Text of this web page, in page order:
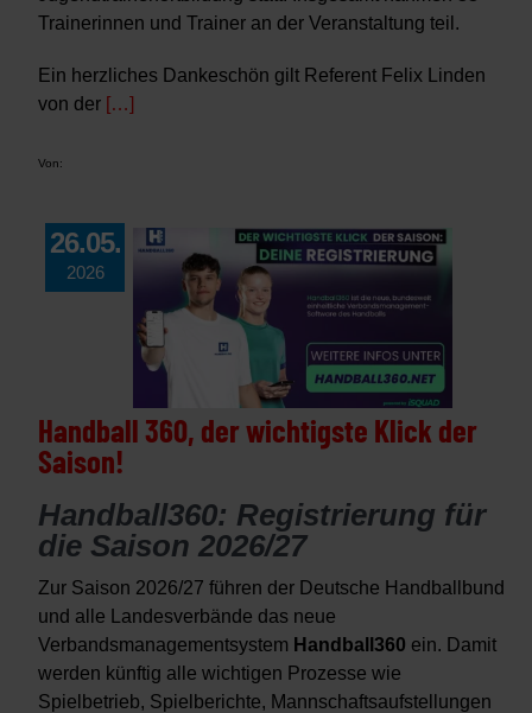
HRW
Trainerinnen und Trainer an der Veranstaltung teil.
Ein herzliches Dankeschön gilt Referent Felix Linden
von der […]
Von:
26.05.
2026
Handball 360, der wichtigste Klick der
Saison!
Handball360: Registrierung für
die Saison 2026/27
Zur Saison 2026/27 führen der Deutsche Handballbund
und alle Landesverbände das neue
Verbandsmanagementsystem Handball360 ein. Damit
werden künftig alle wichtigen Prozesse wie
Spielbetrieb, Spielberichte, Mannschaftsaufstellungen